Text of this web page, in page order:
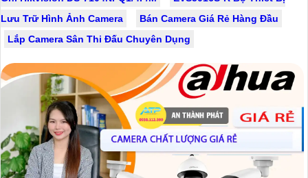
Lưu Trữ Hình Ảnh Camera
Bán Camera Giá Rẻ Hàng Đầu
Lắp Camera Sân Thi Đấu Chuyên Dụng